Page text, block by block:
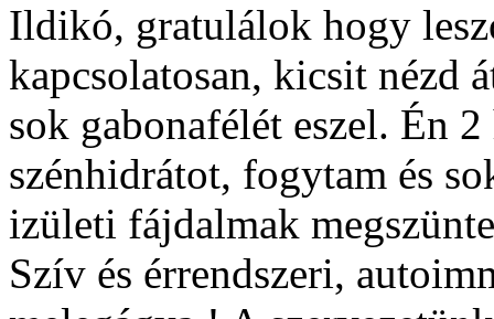
Ildikó, gratulálok hogy
kapcsolatosan, kicsit nézd
sok gabonafélét eszel. Én
szénhidrátot, fogytam és
izületi fájdalmak
Szív és érrendszeri,